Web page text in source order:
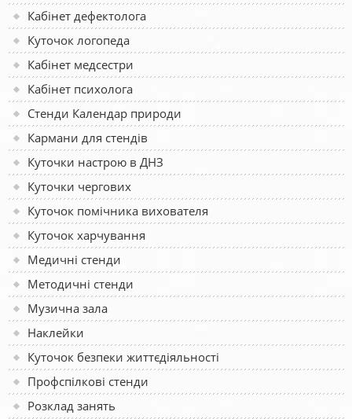
Кабінет дефектолога
Куточок логопеда
Кабінет медсестри
Кабінет психолога
Стенди Календар природи
Кармани для стендів
Куточки настрою в ДНЗ
Куточки чергових
Куточок помічника вихователя
Куточок харчування
Медичні стенди
Методичні стенди
Музична зала
Наклейки
Куточок безпеки життєдіяльності
Профспілкові стенди
Розклад занять